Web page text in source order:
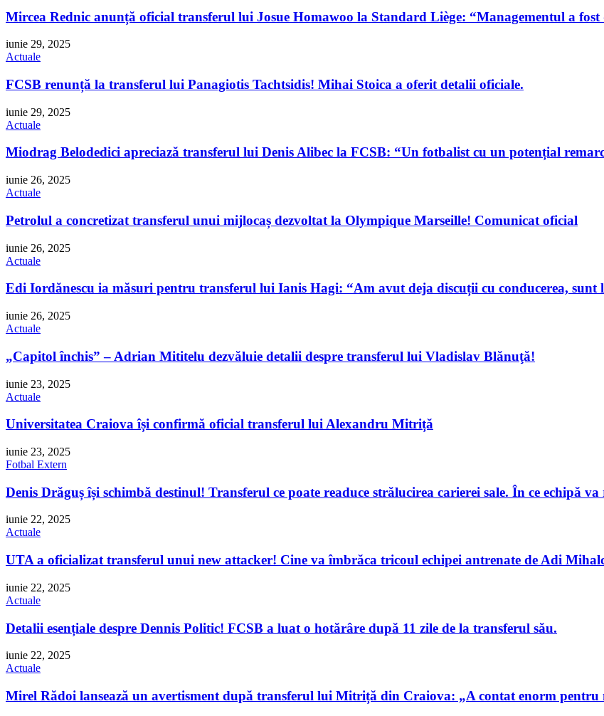
Mircea Rednic anunță oficial transferul lui Josue Homawoo la Standard Liège: “Managementul a fost
iunie 29, 2025
Actuale
FCSB renunță la transferul lui Panagiotis Tachtsidis! Mihai Stoica a oferit detalii oficiale.
iunie 29, 2025
Actuale
Miodrag Belodedici apreciază transferul lui Denis Alibec la FCSB: “Un fotbalist cu un potențial
iunie 26, 2025
Actuale
Petrolul a concretizat transferul unui mijlocaș dezvoltat la Olympique Marseille! Comunicat oficial
iunie 26, 2025
Actuale
Edi Iordănescu ia măsuri pentru transferul lui Ianis Hagi: “Am avut deja discuții cu conducerea, sunt
iunie 26, 2025
Actuale
„Capitol închis” – Adrian Mititelu dezvăluie detalii despre transferul lui Vladislav Blănuţă!
iunie 23, 2025
Actuale
Universitatea Craiova își confirmă oficial transferul lui Alexandru Mitriță
iunie 23, 2025
Fotbal Extern
Denis Drăguș își schimbă destinul! Transferul ce poate readuce strălucirea carierei sale. În ce echipă
iunie 22, 2025
Actuale
UTA a oficializat transferul unui new attacker! Cine va îmbrăca tricoul echipei antrenate de Adi
iunie 22, 2025
Actuale
Detalii esențiale despre Dennis Politic! FCSB a luat o hotărâre după 11 zile de la transferul său.
iunie 22, 2025
Actuale
Mirel Rădoi lansează un avertisment după transferul lui Mitriță din Craiova: „A contat enorm pentru